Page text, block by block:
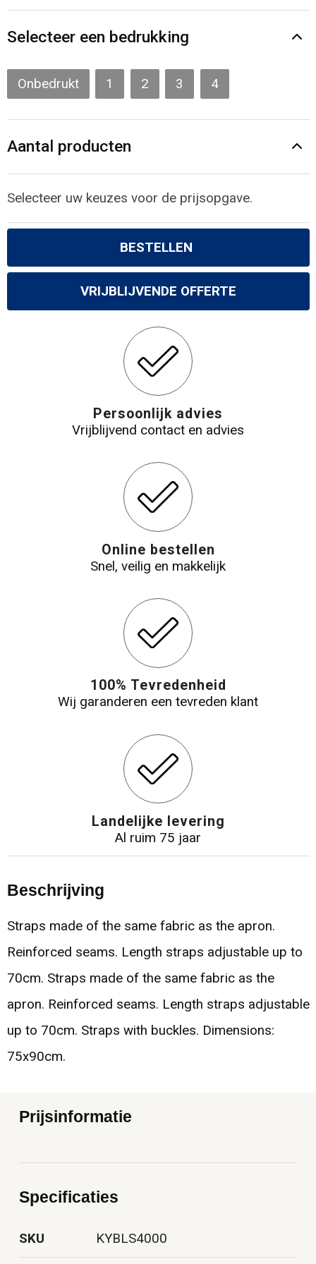
Kledingaccessoires
Selecteer een bedrukking
Onbedrukt 1 2 3 4
Aantal producten
Selecteer uw keuzes voor de prijsopgave.
BESTELLEN
VRIJBLIJVENDE OFFERTE
Persoonlijk advies
Vrijblijvend contact en advies
Online bestellen
Snel, veilig en makkelijk
100% Tevredenheid
Wij garanderen een tevreden klant
Landelijke levering
Al ruim 75 jaar
Beschrijving
Straps made of the same fabric as the apron.
Reinforced seams. Length straps adjustable up to
70cm. Straps made of the same fabric as the
apron. Reinforced seams. Length straps adjustable
up to 70cm. Straps with buckles. Dimensions:
75x90cm.
Prijsinformatie
Specificaties
SKU KYBLS4000